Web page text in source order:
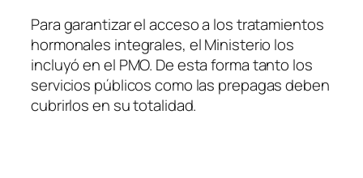
Para garantizar el acceso a los tratamientos
hormonales integrales, el Ministerio los
incluyó en el PMO. De esta forma tanto los
servicios públicos como las prepagas deben
cubrirlos en su totalidad.